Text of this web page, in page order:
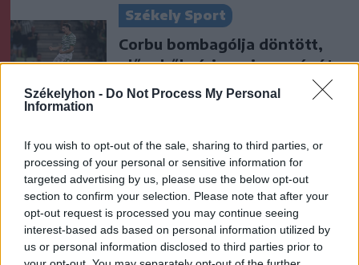
Székelyhon - Do Not Process My Personal
Information
If you wish to opt-out of the sale, sharing to third parties, or
processing of your personal or sensitive information for
targeted advertising by us, please use the below opt-out
section to confirm your selection. Please note that after your
opt-out request is processed you may continue seeing
interest-based ads based on personal information utilized by
us or personal information disclosed to third parties prior to
Székely Sport
Corbu bombagólja döntött,
előnyből várja a visszavágót a
Ferencváros
Sándor Ella: Na, indíts, s
menjünk!